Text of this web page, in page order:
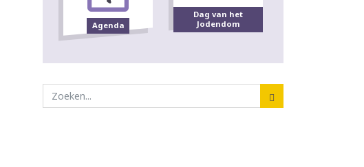
Agenda
Dag van het
Jodendom